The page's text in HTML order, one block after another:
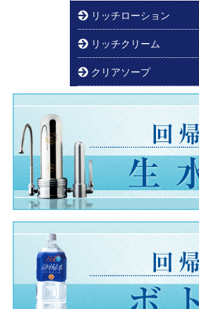
リッチローション
リッチクリーム
クリアソープ